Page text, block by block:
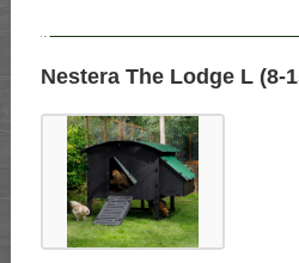
--
Nestera The Lodge L (8-